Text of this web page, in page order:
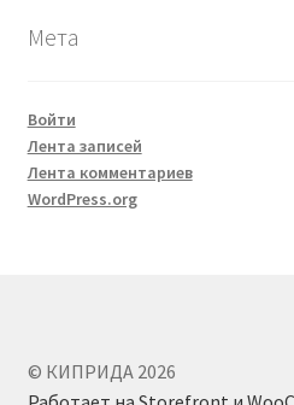
Мета
Войти
Лента записей
Лента комментариев
WordPress.org
© КИПРИДА 2026